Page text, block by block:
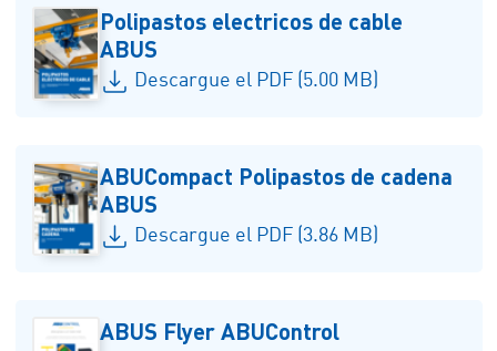
Polipastos electricos de cable
ABUS
Descargue el PDF (5.00 MB)
ABUCompact Polipastos de cadena
ABUS
Descargue el PDF (3.86 MB)
ABUS Flyer ABUControl